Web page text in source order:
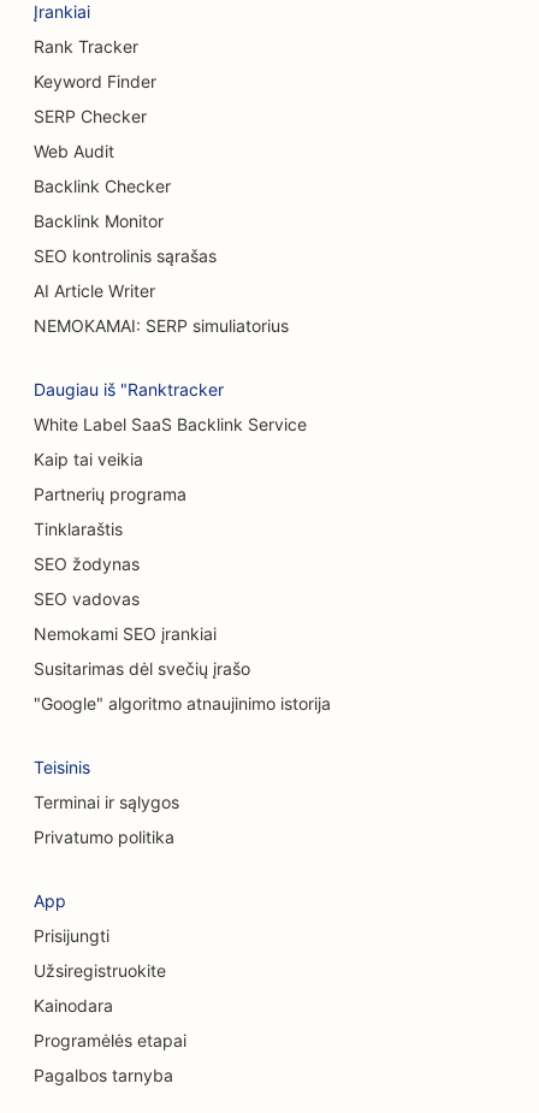
SEO krūtų didinimo paslaugoms
SEO švediško stalo restoranams
SEO mėsainių sunkvežimiams
SEO automobilių salonams
SEO nudegimų chirurgams
Atsitiktinio maitinimo restoranų SEO
Cheminio šveitimo paslaugų SEO
SEO kačių kavinėms
SEO chiropraktikams
Valymo paslaugų SEO
SEO kavos parduotuvėms
SEO kosmetikos chirurgams
SEO drabužių parduotuvėms
SEO kaukolės ir veido chirurgams
SEO kredito unijoms
SEO keksiukų parduotuvėms
Šokių studijų SEO
Įrankiai
Rank Tracker
Keyword Finder
SERP Checker
Web Audit
Backlink Checker
Backlink Monitor
SEO kontrolinis sąrašas
AI Article Writer
NEMOKAMAI: SERP simuliatorius
Daugiau iš "Ranktracker
White Label SaaS Backlink Service
Kaip tai veikia
Partnerių programa
Tinklaraštis
SEO žodynas
SEO vadovas
Nemokami SEO įrankiai
Susitarimas dėl svečių įrašo
"Google" algoritmo atnaujinimo istorija
Teisinis
Terminai ir sąlygos
Privatumo politika
App
Prisijungti
Užsiregistruokite
Kainodara
Programėlės etapai
Pagalbos tarnyba